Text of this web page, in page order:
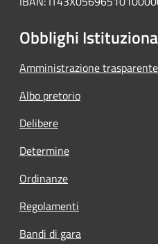
Obblighi
Amministrazione trasparente
Albo pretorio
Delibere
Determine
Ordinanze
Regolamenti
Bandi di gara